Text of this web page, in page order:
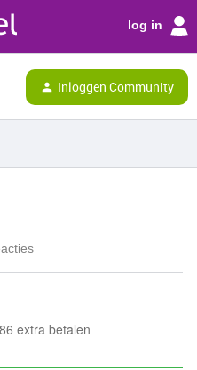
log in
Inloggen Community
extra betalen